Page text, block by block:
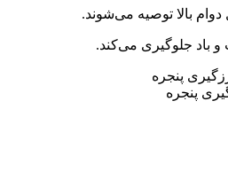
بالا توصیه می‌شوند.
باد جلوگیری می‌کند.
پنجره